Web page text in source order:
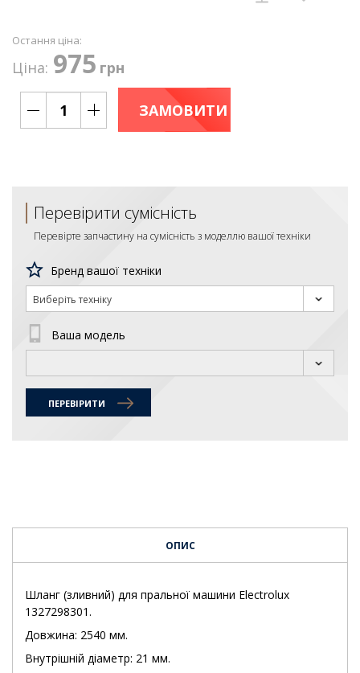
Остання ціна:
Ціна: 975 грн
ЗАМОВИТИ
Перевірити сумісність
Перевірте запчастину на сумісність з моделлю вашої техніки
Бренд вашої техніки
Виберіть техніку
Ваша модель
ПЕРЕВІРИТИ
ОПИС
Шланг (зливний) для пральної машини Electrolux
1327298301.
Довжина: 2540 мм.
Внутрішній діаметр: 21 мм.